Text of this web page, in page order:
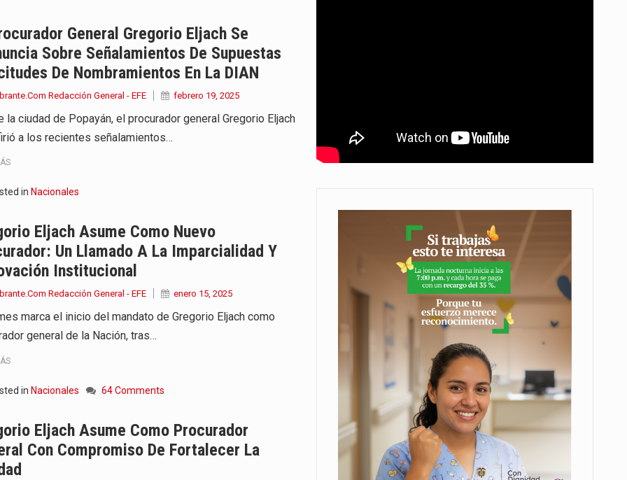
General Gregorio Eljach Se
Sobre Señalamientos De Supuestas
De Nombramientos En La DIAN
Redacción General - EFE febrero 19, 2025
la ciudad de Popayán, el procurador general Gregorio Eljach
a los recientes señalamientos…
in Nacionales
Eljach Asume Como Nuevo
Un Llamado A La Imparcialidad Y
Institucional
Redacción General - EFE enero 15, 2025
marca el inicio del mandato de Gregorio Eljach como
general de la Nación, tras…
in Nacionales 64 Comments
Eljach Asume Como Procurador
Con Compromiso De Fortalecer La